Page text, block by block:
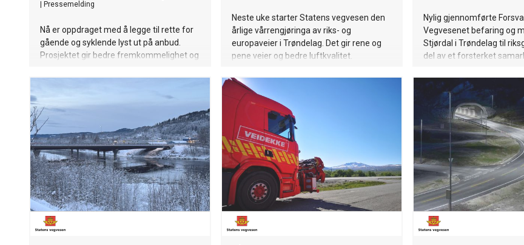
Pressemelding
Nå er oppdraget med å legge til rette for
gående og syklende lyst ut på anbud.
Prosjektet gir bedre fremkommelighet og
Neste uke starter Statens vegvesen den
årlige vårrengjøringa av riks- og
europaveier i Trøndelag. Det gir rene og
pene veier og bedre luftkvalitet.
Nylig gjennomførte
Vegvesenet befaring og
Stjørdal i Trøndelag til
del av et forsterket
Nato-medlemskap for
forsterkes behovet for
militært forsvar og sivil